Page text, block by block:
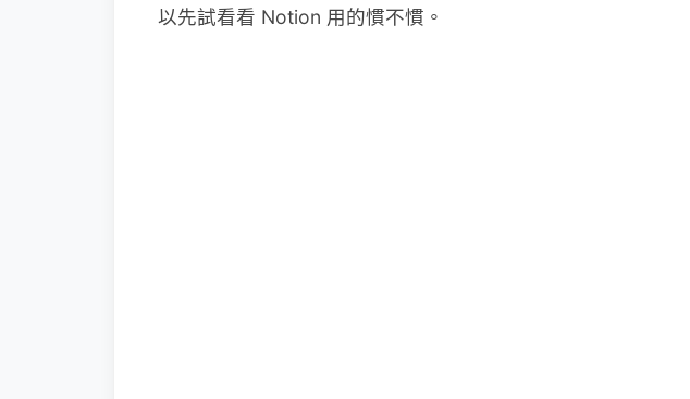
以先試看看 Notion 用的慣不慣。